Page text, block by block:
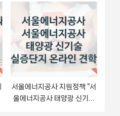
별자치도 꿈키움 장학금, 신청
조건과 신청 방법
서울에너지공사 지원정책 “서
울에너지공사 태양광 신기술